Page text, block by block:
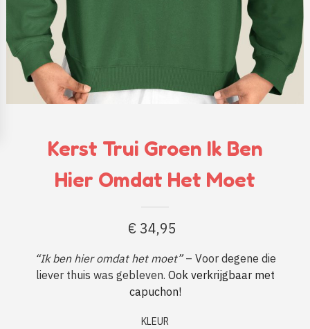
Kerst Trui Groen Ik Ben
Hier Omdat Het Moet
€34,95
“Ik ben hier omdat het moet”– Voor degene die
liever thuis was gebleven. Ook verkrijgbaar met
capuchon!
KLEUR